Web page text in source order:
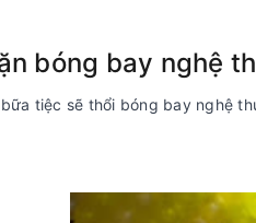
bóng bay nghệ
tiệc sẽ thổi bóng bay nghệ